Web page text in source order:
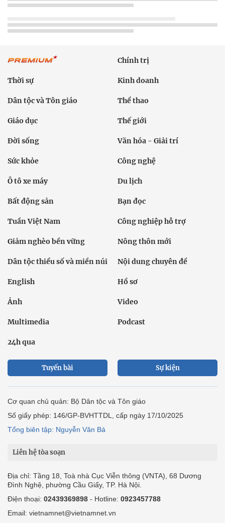
Chính trị
Thời sự Kinh doanh
Dân tộc và Tôn giáo Thể thao
Giáo dục Thế giới
Đời sống Văn hóa - Giải trí
Sức khỏe Công nghệ
Ô tô xe máy Du lịch
Bất động sản Bạn đọc
Tuần Việt Nam Công nghiệp hỗ trợ
Giảm nghèo bền vững Nông thôn mới
Dân tộc thiểu số và miền núi Nội dung chuyên đề
English Hồ sơ
Ảnh Video
Multimedia Podcast
24h qua
Tuyến bài Sự kiện
Cơ quan chủ quản: Bộ Dân tộc và Tôn giáo
Số giấy phép: 146/GP-BVHTTDL, cấp ngày 17/10/2025
Tổng biên tập: Nguyễn Văn Bá
Liên hệ tòa soạn
Địa chỉ: Tầng 18, Toà nhà Cục Viễn thông (VNTA), 68 Dương
Đình Nghệ, phường Cầu Giấy, TP. Hà Nội.
Điện thoại: 02439369898 - Hotline: 0923457788
Email: vietnamnet@vietnamnet.vn